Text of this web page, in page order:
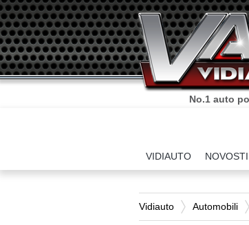
No.1 auto
VIDIAUTO NOVOSTI
Vidiauto Automobili